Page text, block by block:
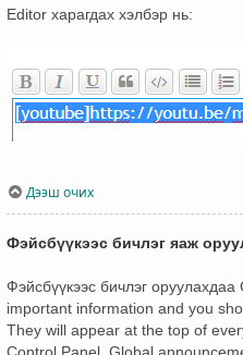
Editor харагдах хэлбэр нь:
Дээш очих
Фэйсбүүкээс бичлэг яаж
Фэйсбүүкээс бичлэг
important information and you
They will appear at the top of
Control Panel. Global